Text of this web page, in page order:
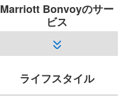
Marriott Bonvoyのサー
ビス
ライフスタイル